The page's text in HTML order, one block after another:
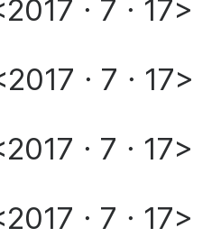
ㆍ7ㆍ17>
ㆍ7ㆍ17>
ㆍ7ㆍ17>
ㆍ7ㆍ17>